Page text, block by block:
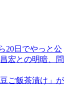
20日でやっと公
宏との明暗、問
ご飯茶漬け」が